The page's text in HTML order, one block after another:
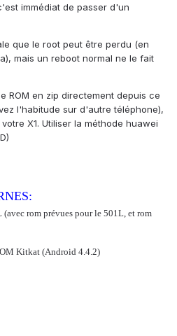
immédiat de passer d'un
que le root peut être perdu (en
mais un reboot normal ne le fait
ROM en zip directement depuis ce
l'habitude sur d'autre téléphone),
X1. Utiliser la méthode huawei
rom prévues pour le 501L, et rom
Kitkat (Android 4.4.2)